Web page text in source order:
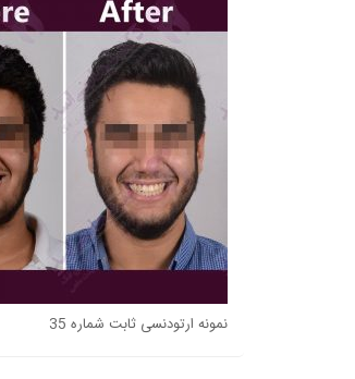
نمونه ارتودنسی ثابت شماره 35